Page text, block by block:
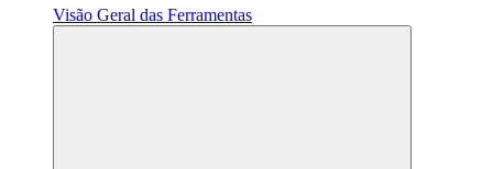
Visão Geral das Ferramentas